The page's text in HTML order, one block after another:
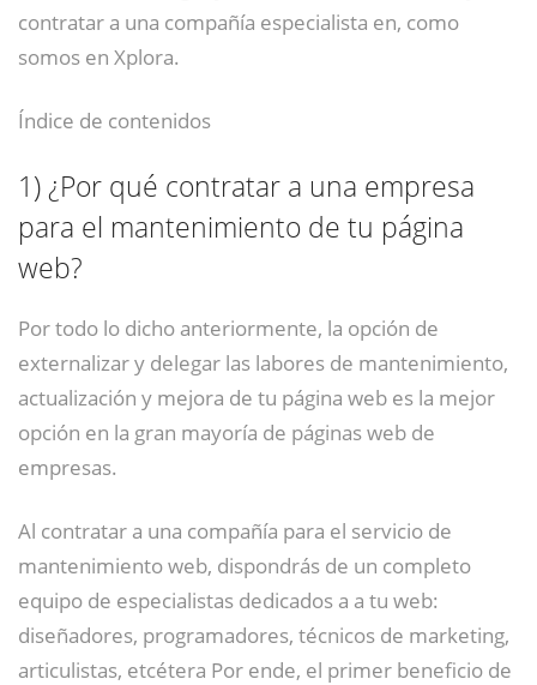
contratar a una compañía especialista en, como
somos en Xplora.
Índice de contenidos
1)¿Por qué contratar a una empresa
para el mantenimiento de tu página
web?
Por todo lo dicho anteriormente, la opción de
externalizar y delegar las labores de mantenimiento,
actualización y mejora de tu página web es la mejor
opción en la gran mayoría de páginas web de
empresas.
Al contratar a una compañía para el servicio de
mantenimiento web, dispondrás de un completo
equipo de especialistas dedicados a a tu web:
diseñadores, programadores, técnicos de marketing,
articulistas, etcétera Por ende, el primer beneficio de